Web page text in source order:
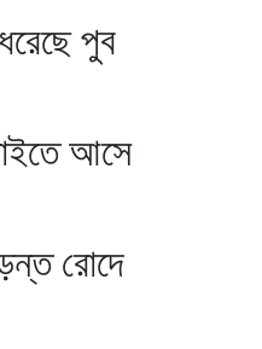
পুব
আসে
রোদে